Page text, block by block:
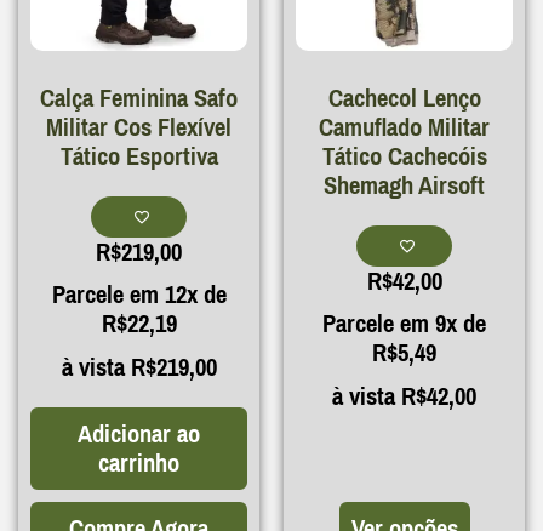
Calça Feminina Safo
Militar Cos Flexível
Tático Esportiva
R$219,00
Parcele em 12x de
R$22,19
à vistaR$219,00
Adicionar ao
carrinho
Cachecol Lenço
Camuflado Militar
Tático Cachecóis
Shemagh Airsoft
R$42,00
Parcele em 9x de
R$5,49
à vistaR$42,00